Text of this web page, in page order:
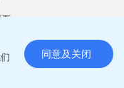
同意及关闭